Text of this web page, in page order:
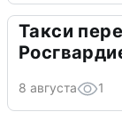
Такси
8 августа 1